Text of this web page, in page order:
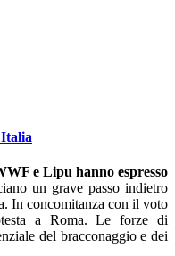
e Lipu hanno espresso
un grave passo indietro
In concomitanza con il voto
a Roma. Le forze di
del bracconaggio e dei